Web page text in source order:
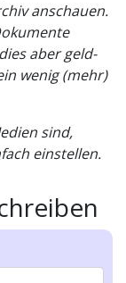
anschauen.
aber geld-
wenig (mehr)
sind,
einstellen.